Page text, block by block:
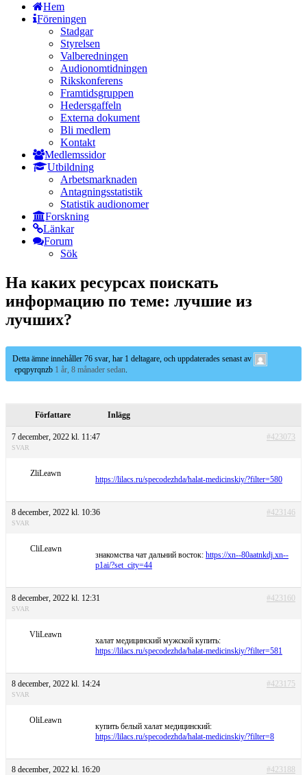
Hem
Föreningen
Stadgar
Styrelsen
Valberedningen
Audionomtidningen
Rikskonferens
Framtidsgruppen
Hedersgaffeln
Externa dokument
Bli medlem
Kontakt
Medlemssidor
Utbildning
Arbetsmarknaden
Antagningsstatistik
Statistik audionomer
Forskning
Länkar
Forum
Sök
На каких ресурсах поискать
информацию по теме: лучшие из
лучших?
Detta ämne innehåller 76 svar, har 1 deltagare, och uppdaterades senast av
epqpyrqnzb 1 år, 8 månader sedan.
Författare Inlägg
7 december, 2022 kl. 11:47 #423073
SVAR
ZliLeawn
https://lilacs.ru/specodezhda/halat-medicinskiy/?filter=580
8 december, 2022 kl. 10:36 #423146
SVAR
CliLeawn
знакомства чат дальний восток: https://xn--80aatnkdj.xn--
p1ai/?set_city=44
8 december, 2022 kl. 12:31 #423160
SVAR
VliLeawn
халат медицинский мужской купить:
https://lilacs.ru/specodezhda/halat-medicinskiy/?filter=581
8 december, 2022 kl. 14:24 #423175
SVAR
OliLeawn
купить белый халат медицинский:
https://lilacs.ru/specodezhda/halat-medicinskiy/?filter=8
8 december, 2022 kl. 16:20 #423188